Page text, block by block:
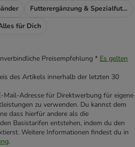
Futterergänzung & Spezialfutter
für Dich
Preisempfehlung * Es gelten
des Artikels innerhalb der letzten 30
Mail-Adresse für Direktwerbung für eigene
zu verwenden. Du kannst dem
dass hierfür andere als die
Basistarifen entstehen, indem du den
Weitere Informationen findest du in
.